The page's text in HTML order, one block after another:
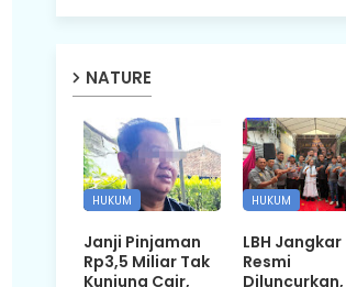
NATURE
HUKUM
Janji Pinjaman
Rp3,5 Miliar Tak
Kunjung Cair,
HUKUM
LBH Jangkar
Resmi
Diluncurkan,